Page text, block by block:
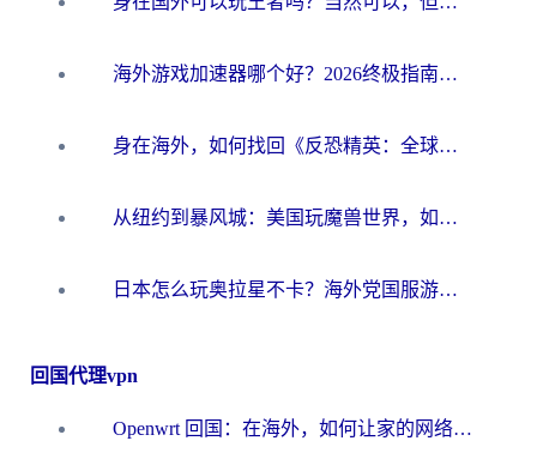
海外游戏加速器哪个好？2026终极指南帮你畅玩国服+解决卡顿难题
身在海外，如何找回《反恐精英：全球攻势》国服的丝滑手感？一份给你的终极指南
从纽约到暴风城：美国玩魔兽世界，如何找到你的最佳网络航线
日本怎么玩奥拉星不卡？海外党国服游戏加速器选择全攻略
回国代理vpn
Openwrt 回国：在海外，如何让家的网络触手可及